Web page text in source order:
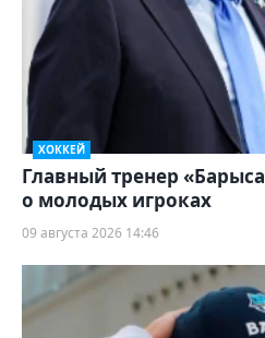
ХОККЕЙ
Главный тренер
о молодых игроках
09 августа 2026 14:46